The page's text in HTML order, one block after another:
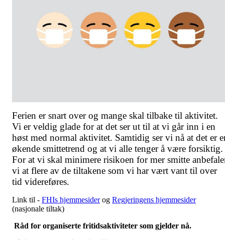
Ferien er snart over og mange skal tilbake til aktivitet.
Vi er veldig glade for at det ser ut til at vi går inn i en
høst med normal aktivitet. Samtidig ser vi nå at det er
økende smittetrend og at vi alle tenger å være forsiktig.
For at vi skal minimere risikoen for mer smitte
vi at flere av de tiltakene som vi har vært vant til over
tid videreføres.
Link til - FHIs hjemmesiderog Regjeringens hjemmesider
(nasjonale tiltak)
Råd for organiserte fritidsaktiviteter som gjelder nå.